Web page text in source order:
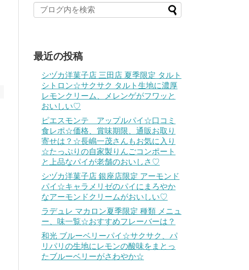
最近の投稿
シヅカ洋菓子店 三田店 夏季限定 タルト
シトロン☆サクサク タルト生地に濃厚
レモンクリーム、メレンゲがフワッと
おいしい♡
ピエスモンテ アップルパイ☆口コミ
食レポ☆価格、賞味期限、通販お取り
寄せは？☆長嶋一茂さんもお気に入り
☆たっぷりの自家製りんごコンポート
と上品なパイが老舗のおいしさ♡
シヅカ洋菓子店 銀座店限定 アーモンド
パイ☆キャラメリゼのパイにまろやか
なアーモンドクリームがおいしい♡
ラデュレ マカロン夏季限定 種類 メニュ
ー、味一覧☆おすすめフレーバーは？
和光 ブルーベリーパイ☆サクサク、パ
リパリの生地にレモンの酸味をまとっ
たブルーベリーがさわやか☆